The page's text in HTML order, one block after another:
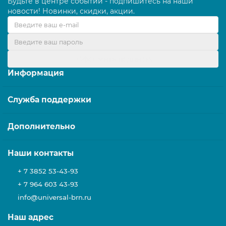
новости! Новинки, скидки, акции.
Информация
Служба поддержки
Дополнительно
Наши контакты
+ 7 3852 53-43-93
+ 7 964 603 43-93
info@universal-brn.ru
Наш адрес